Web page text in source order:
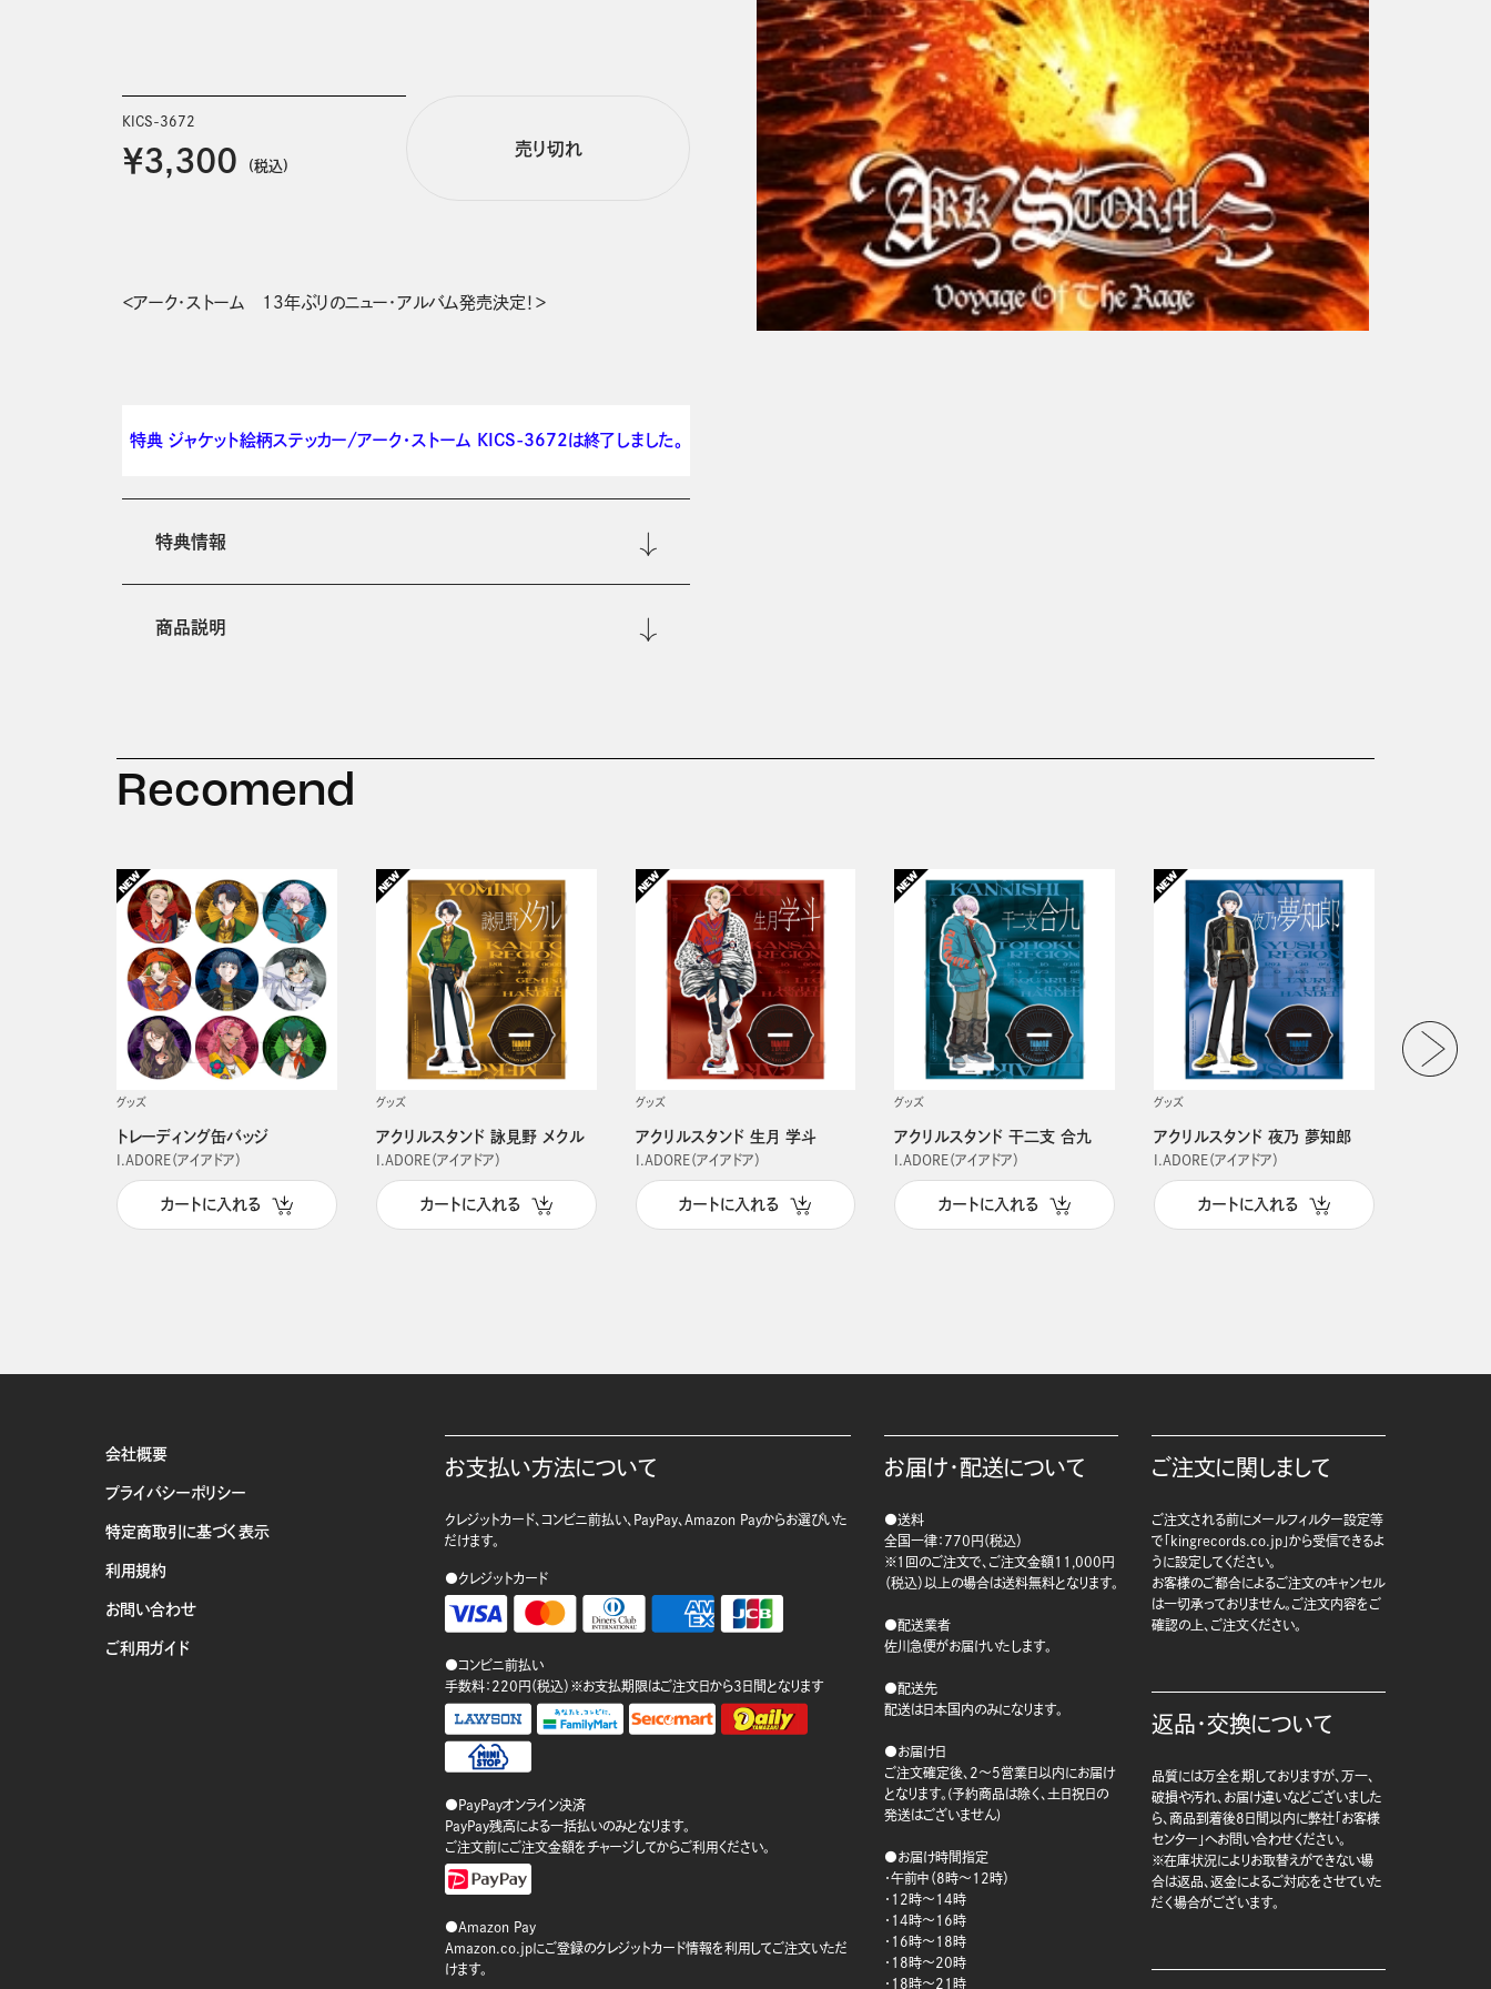
KICS-3672
￥3,300 (税込)
売り切れ
＜アーク・ストーム　13年ぶりのニュー・アルバム発売決定！＞
特典 ジャケット絵柄ステッカー/アーク・ストーム KICS-3672は終了しました。
特典情報
商品説明
Recomend
グッズ
トレーディング缶バッジ
I.ADORE（アイアドア）
カートに入れる
グッズ
アクリルスタンド 詠見野 メクル
I.ADORE（アイアドア）
カートに入れる
グッズ
アクリルスタンド 生月 学斗
I.ADORE（アイアドア）
カートに入れる
グッズ
アクリルスタンド 干二支 合九
I.ADORE（アイアドア）
カートに入れる
グッズ
アクリルスタンド 夜乃 夢知郎
I.ADORE（アイアドア）
カートに入れる
会社概要
プライバシーポリシー
特定商取引に基づく表示
利用規約
お問い合わせ
ご利用ガイド
お支払い方法について
クレジットカード、コンビニ前払い、PayPay、Amazon Payからお選びいた
だけます。
●クレジットカード
●コンビニ前払い
手数料：220円（税込）※お支払期限はご注文日から3日間となります
●PayPayオンライン決済
PayPay残高による一括払いのみとなります。
ご注文前にご注文金額をチャージしてからご利用ください。
●Amazon Pay
Amazon.co.jpにご登録のクレジットカード情報を利用してご注文いただ
けます。
お届け・配送について
●送料
全国一律：770円（税込）
※1回のご注文で、ご注文金額11,000円
（税込）以上の場合は送料無料となります。
●配送業者
佐川急便がお届けいたします。
●配送先
配送は日本国内のみになります。
●お届け日
ご注文確定後、2～5営業日以内にお届け
となります。(予約商品は除く、土日祝日の
発送はございません)
●お届け時間指定
・午前中（8時～12時）
・12時～14時
・14時～16時
・16時～18時
・18時～20時
・18時～21時
ご注文に関しまして
ご注文される前にメールフィルター設定等
で「kingrecords.co.jp」から受信できるよ
うに設定してください。
お客様のご都合によるご注文のキャンセル
は一切承っておりません。ご注文内容をご
確認の上、ご注文ください。
返品・交換について
品質には万全を期しておりますが、万一、
破損や汚れ、お届け違いなどございました
ら、商品到着後8日間以内に弊社「お客様
センター」へお問い合わせください。
※在庫状況によりお取替えができない場
合は返品、返金によるご対応をさせていた
だく場合がございます。